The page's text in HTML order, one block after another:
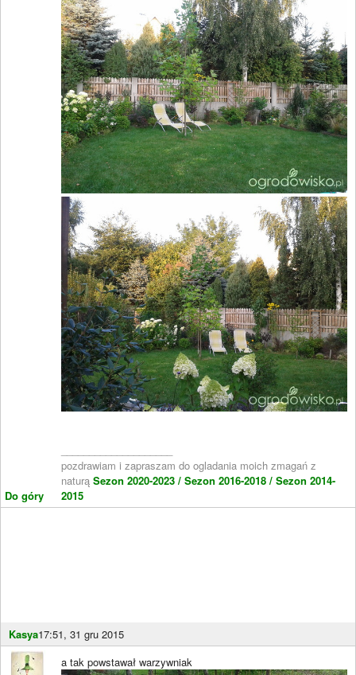
Do góry
pozdrawiam i zapraszam do ogladania moich zmagań z
naturą Sezon 2020-2023 / Sezon 2016-2018 / Sezon 2014-
2015
Kasya17:51, 31 gru 2015
a tak powstawał warzywniak